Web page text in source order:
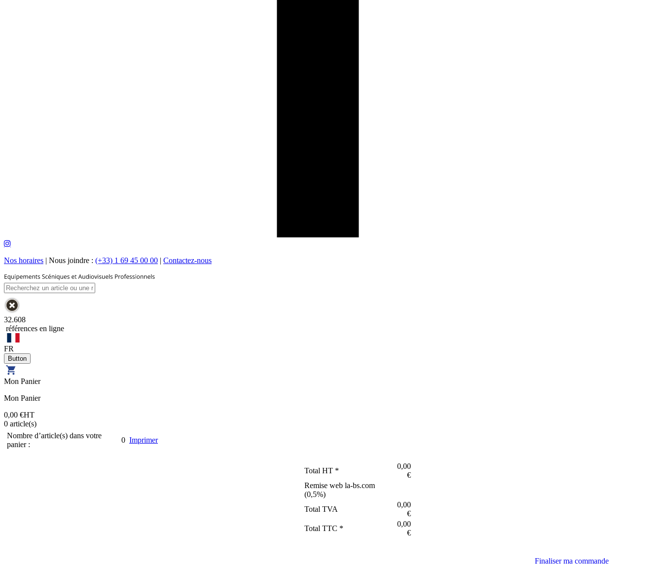
Nos horaires | Nous joindre : (+33) 1 69 45 00 00 | Contactez-nous
32.608
références en ligne
FR
Mon Panier
Mon Panier
0,00 €HT
0 article(s)
Nombre d’article(s) dans votre
panier :
0 Imprimer
Total HT *
0,00
€
Remise web la-bs.com
(0,5%)
Total TVA
0,00
€
Total TTC *
0,00
€
Finaliser ma commande